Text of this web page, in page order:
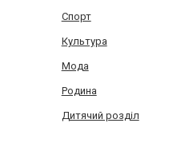
Спорт
Культура
Мода
Родина
Дитячий розділ